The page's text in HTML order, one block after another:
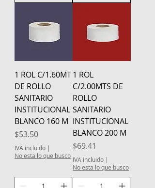
1 ROL C/1.60MT
DE ROLLO
SANITARIO
INSTITUCIONAL
BLANCO 160 M
Precio
$53.50
IVA incluido |
No esta lo que busco
1 ROL
C/2.00MTS DE
ROLLO
SANITARIO
INSTITUCIONAL
BLANCO 200 M
Precio
$69.41
IVA incluido |
No esta lo que busco